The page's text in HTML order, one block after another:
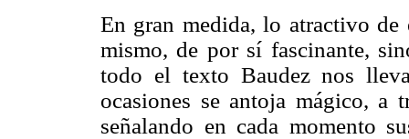
En gran medida, lo atractivo
mismo, de por sí fascinante,
todo el texto Baudez nos
ocasiones se antoja mágico, a
señalando en cada momento